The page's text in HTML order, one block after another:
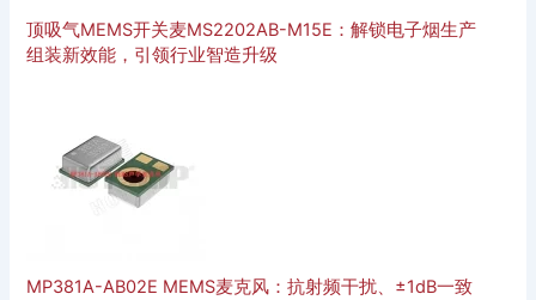
顶吸气MEMS开关麦MS2202AB-M15E：解锁电子烟生产
组装新效能，引领行业智造升级
MP381A-AB02E MEMS麦克风：抗射频干扰、±1dB一致